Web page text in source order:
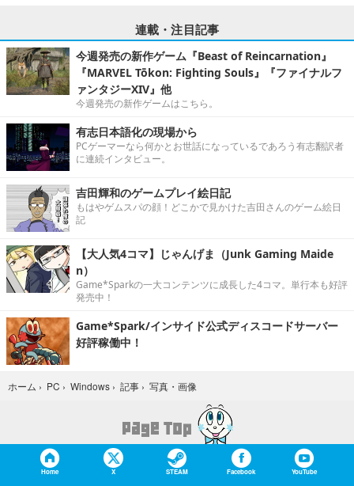
連載・注目記事
今週発売の新作ゲーム『Beast of Reincarnation』
『MARVEL Tōkon: Fighting Souls』『ファイナルフ
ァンタジーXIV』他
今週発売の新作ゲームはこちら。
有志日本語化の現場から
PCゲーマーなら何かとお世話になっているであろう有志翻訳者
に連続インタビュー。
吉田輝和のゲームプレイ絵日記
もはやゲムスパの顔！どこかで見かけた吉田さんのゲーム絵日
記
【大人気4コマ】じゃんげま（Junk Gaming Maide
n）
Game*Sparkの一大コンテンツに成長した4コマ。単行本も好評
発売中！
Game*Spark/インサイド公式ディスコードサーバー
好評稼働中！
ホーム › PC › Windows › 記事 › 写真・画像
Home X STEAM Facebook YouTube